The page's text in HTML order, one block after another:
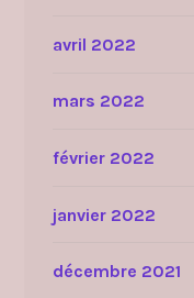
avril 2022
mars 2022
février 2022
janvier 2022
décembre 2021